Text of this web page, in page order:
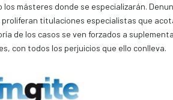
los másteres donde se especializarán.
proliferan titulaciones especialistas que
de los casos se ven forzados a
con todos los perjuicios que ello conlleva.